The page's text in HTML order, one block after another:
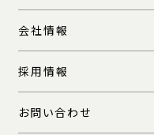
会社情報
採用情報
お問い合わせ